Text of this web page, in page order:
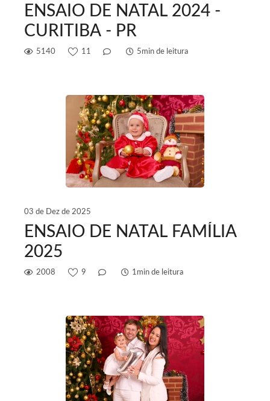
ENSAIO DE NATAL 2024 -
CURITIBA - PR
5140 11 5min de leitura
03 de Dez de 2025
ENSAIO DE NATAL FAMÍLIA
2025
2008 9 1min de leitura